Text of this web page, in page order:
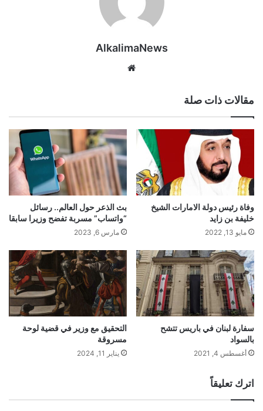
AlkalimaNews
مقالات ذات صلة
وفاة رئيس دولة الامارات الشيخ
خليفة بن زايد
مايو 13, 2022
بث الذعر حول العالم.. رسائل
“واتساب” مسربة تفضح وزيرا سابقا
مارس 6, 2023
سفارة لبنان في باريس تتشح
بالسواد
أغسطس 4, 2021
التحقيق مع وزير في قضية لوحة
مسروقة
يناير 11, 2024
اترك تعليقاً